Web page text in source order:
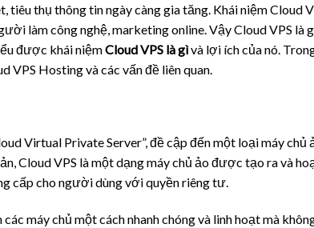
tiêu thụ thông tin ngày càng gia tăng. Khái niệm Cloud
làm công nghệ, marketing online. Vậy Cloud VPS là
được khái niệmCloud VPS là gìvà lợi ích của nó.
VPS Hosting và các vấn đề liên quan.
Virtual Private Server”, đề cập đến một loại máy chủ
Cloud VPS là một dạng máy chủ ảo được tạo ra và
cấp cho người dùng với quyền riêng tư.
máy chủ một cách nhanh chóng và linh hoạt mà